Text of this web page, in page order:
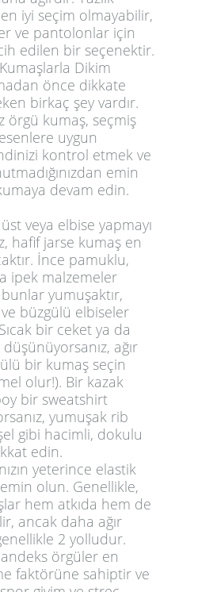
iyi seçim olmayabilir,
ve pantolonlar için
edilen bir seçenektir.
Dikim
önce dikkate
birkaç şey vardır.
örgü kumaş, seçmiş
uygun
kontrol etmek ve
emin
devam edin.
veya elbise yapmayı
hafif jarse kumaş en
İnce pamuklu,
ipek malzemeler
yumuşaktır,
büzgülü elbiseler
bir ceket ya da
düşünüyorsanız, ağır
bir kumaş seçin
olur!). Bir kazak
bir sweatshirt
yumuşak rib
gibi hacimli, dokulu
edin.
yeterince elastik
olun. Genellikle,
hem atkıda hem de
ancak daha ağır
2 yolludur.
örgüler en
faktörüne sahiptir ve